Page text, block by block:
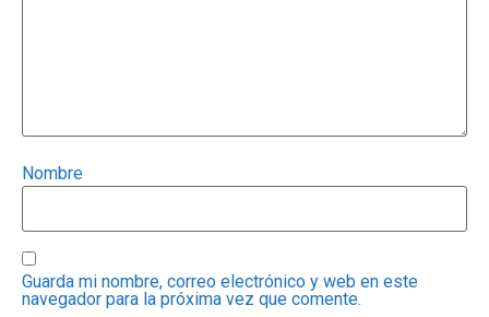
Nombre
Guarda mi nombre, correo electrónico y web en este
navegador para la próxima vez que comente.